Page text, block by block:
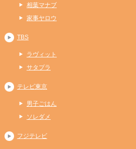
相葉マナブ
家事ヤロウ
TBS
ラヴィット
サタプラ
テレビ東京
男子ごはん
ソレダメ
フジテレビ